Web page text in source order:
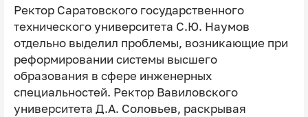
Ректор Саратовского государственного
технического университета С.Ю. Наумов
отдельно выделил проблемы, возникающие при
реформировании системы высшего
образования в сфере инженерных
специальностей. Ректор Вавиловского
университета Д.А. Соловьев, раскрывая